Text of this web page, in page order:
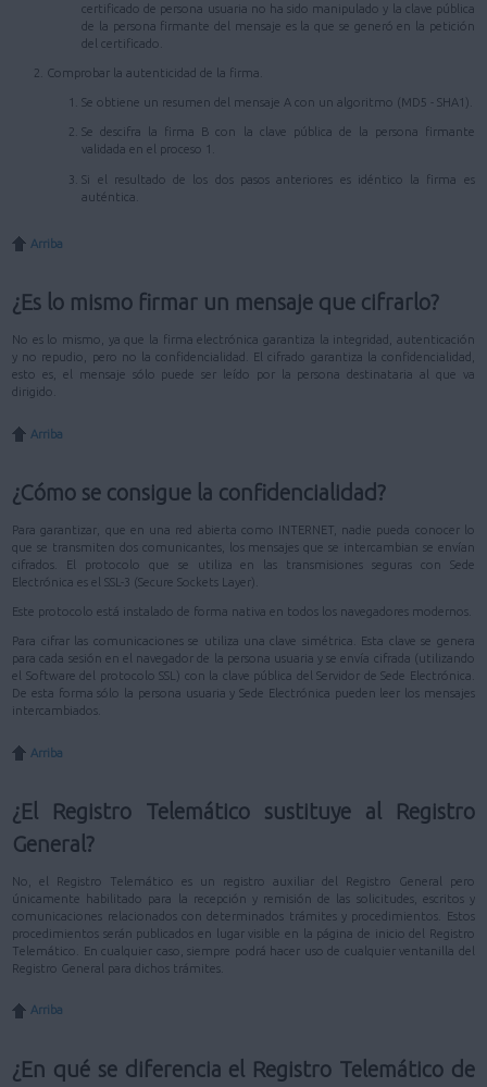
certificado de persona usuaria no ha sido manipulado y la clave pública
de la persona firmante del mensaje es la que se generó en la petición
del certificado.
Comprobar la autenticidad de la firma.
Se obtiene un resumen del mensaje A con un algoritmo (MD5 - SHA1).
Se descifra la firma B con la clave pública de la persona firmante
validada en el proceso 1.
Si el resultado de los dos pasos anteriores es idéntico la firma es
auténtica.
Arriba
¿Es lo mismo firmar un mensaje que cifrarlo?
No es lo mismo, ya que la firma electrónica garantiza la integridad, autenticación
y no repudio, pero no la confidencialidad. El cifrado garantiza la confidencialidad,
esto es, el mensaje sólo puede ser leído por la persona destinataria al que va
dirigido.
Arriba
¿Cómo se consigue la confidencialidad?
Para garantizar, que en una red abierta como INTERNET, nadie pueda conocer lo
que se transmiten dos comunicantes, los mensajes que se intercambian se envían
cifrados. El protocolo que se utiliza en las transmisiones seguras con Sede
Electrónica es el SSL-3 (Secure Sockets Layer).
Este protocolo está instalado de forma nativa en todos los navegadores modernos.
Para cifrar las comunicaciones se utiliza una clave simétrica. Esta clave se genera
para cada sesión en el navegador de la persona usuaria y se envía cifrada (utilizando
el Software del protocolo SSL) con la clave pública del Servidor de Sede Electrónica.
De esta forma sólo la persona usuaria y Sede Electrónica pueden leer los mensajes
intercambiados.
Arriba
¿El Registro Telemático sustituye al Registro
General?
No, el Registro Telemático es un registro auxiliar del Registro General pero
únicamente habilitado para la recepción y remisión de las solicitudes, escritos y
comunicaciones relacionados con determinados trámites y procedimientos. Estos
procedimientos serán publicados en lugar visible en la página de inicio del Registro
Telemático. En cualquier caso, siempre podrá hacer uso de cualquier ventanilla del
Registro General para dichos trámites.
Arriba
¿En qué se diferencia el Registro Telemático de